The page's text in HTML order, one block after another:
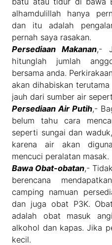
alhamdulillah hanya
dan itu adalah
pernah saya rasakan.
Persediaan Makanan,-
hitunglah jumlah
bersama anda.
akan dihabiskan
jauh dari sumber air
Persediaan Air Putih,-
belum tahu cara
seperti sungai dan
karena air akan
mencuci peralatan masak.
Bawa Obat-obatan,-
berencana
camping namuan
dan juga obat P3K.
adalah obat masuk
alkohol dan kapas. Jika
kecil.